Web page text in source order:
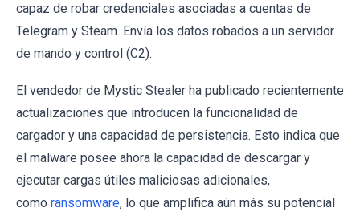
capaz de robar credenciales asociadas a cuentas de
Telegram y Steam. Envía los datos robados a un servidor
de mando y control (C2).
El vendedor de Mystic Stealer ha publicado recientemente
actualizaciones que introducen la funcionalidad de
cargador y una capacidad de persistencia. Esto indica que
el malware posee ahora la capacidad de descargar y
ejecutar cargas útiles maliciosas adicionales,
como ransomware, lo que amplifica aún más su potencial